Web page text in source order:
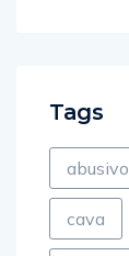
Tags
abusivo
cava